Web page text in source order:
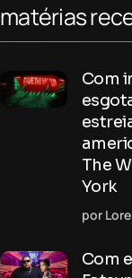
matérias
Com
The
York
por
Com